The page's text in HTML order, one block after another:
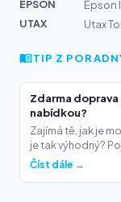
EPSON
Epson
UTAX
Utax
TIP Z
Zdarma doprava
nabídkou?
Zajímá tě, jak je
je tak výhodný?
Číst dále →